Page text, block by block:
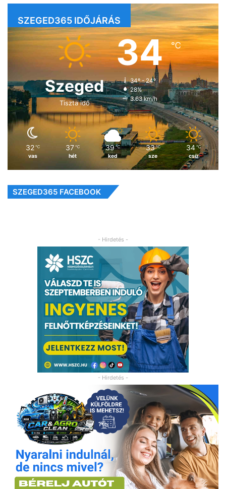
SZEGED365 IDŐJÁRÁS
Szeged
Tiszta idő
34℃
34º - 24º
28%
3.63 km/h
32 ℃
vas
37 ℃
hét
39 ℃
ked
33 ℃
sze
34 ℃
csü
SZEGED365 FACEBOOK
- Hirdetés -
- Hirdetés -